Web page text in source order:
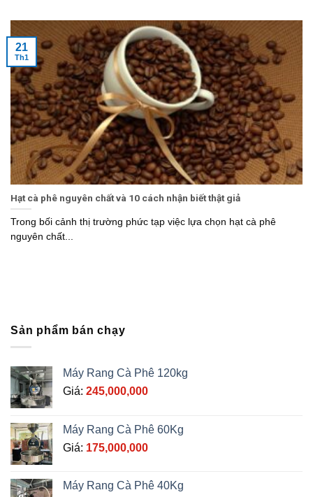
Hạt cà phê nguyên chất và 10 cách nhận biết thật giả
Trong bối cảnh thị trường phức tạp việc lựa chọn hạt cà phê
nguyên chất...
21
Th1
Sản phẩm bán chạy
Máy Rang Cà Phê 120kg
Giá: 245,000,000
Máy Rang Cà Phê 60Kg
Giá: 175,000,000
Máy Rang Cà Phê 40Kg